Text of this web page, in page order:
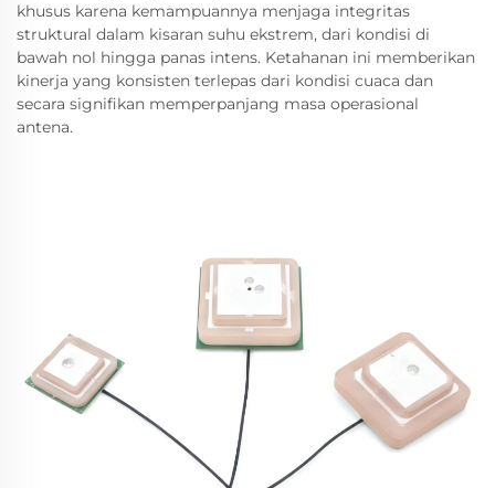
khusus karena kemampuannya menjaga integritas
struktural dalam kisaran suhu ekstrem, dari kondisi di
bawah nol hingga panas intens. Ketahanan ini memberikan
kinerja yang konsisten terlepas dari kondisi cuaca dan
secara signifikan memperpanjang masa operasional
antena.